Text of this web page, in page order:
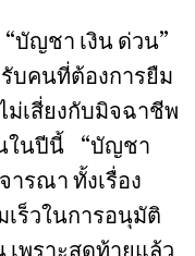
บัญชา เงิน ด่วน”
บคนที่ต้องการยืม
ม่เสี่ยงกับมิจฉาชีพ
ในปีนี้ “บัญชา
รณา ทั้งเรื่อง
ร็วในการอนุมัติ
พราะสุดท้ายแล้ว